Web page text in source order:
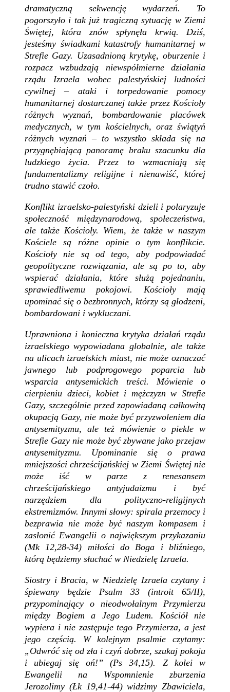
dramatyczną sekwencję wydarzeń. To
pogorszyło i tak już tragiczną sytuację w Ziemi
Świętej, która znów spłynęła krwią. Dziś,
jesteśmy świadkami katastrofy humanitarnej w
Strefie Gazy. Uzasadnioną krytykę, oburzenie i
rozpacz wzbudzają niewspółmierne działania
rządu Izraela wobec palestyńskiej ludności
cywilnej – ataki i torpedowanie pomocy
humanitarnej dostarczanej także przez Kościoły
różnych wyznań, bombardowanie placówek
medycznych, w tym kościelnych, oraz świątyń
różnych wyznań – to wszystko składa się na
przygnębiającą panoramę braku szacunku dla
ludzkiego życia. Przez to wzmacniają się
fundamentalizmy religijne i nienawiść, której
trudno stawić czoło.
Konflikt izraelsko-palestyński dzieli i polaryzuje
społeczność międzynarodową, społeczeństwa,
ale także Kościoły. Wiem, że także w naszym
Kościele są różne opinie o tym konflikcie.
Kościoły nie są od tego, aby podpowiadać
geopolityczne rozwiązania, ale są po to, aby
wspierać działania, które służą pojednaniu,
sprawiedliwemu pokojowi. Kościoły mają
upominać się o bezbronnych, którzy są głodzeni,
bombardowani i wykluczani.
Uprawniona i konieczna krytyka działań rządu
izraelskiego wypowiadana globalnie, ale także
na ulicach izraelskich miast, nie może oznaczać
jawnego lub podprogowego poparcia lub
wsparcia antysemickich treści. Mówienie o
cierpieniu dzieci, kobiet i mężczyzn w Strefie
Gazy, szczególnie przed zapowiadaną całkowitą
okupacją Gazy, nie może być przyzwoleniem dla
antysemityzmu, ale też mówienie o piekle w
Strefie Gazy nie może być zbywane jako przejaw
antysemityzmu. Upominanie się o prawa
mniejszości chrześcijańskiej w Ziemi Świętej nie
może iść w parze z renesansem
chrześcijańskiego antyjudaizmu i być
narzędziem dla polityczno-religijnych
ekstremizmów. Innymi słowy: spirala przemocy i
bezprawia nie może być naszym kompasem i
zasłonić Ewangelii o największym przykazaniu
(Mk 12,28-34) miłości do Boga i bliźniego,
którą będziemy słuchać w Niedzielę Izraela.
Siostry i Bracia, w Niedzielę Izraela czytany i
śpiewany będzie Psalm 33 (introit 65/II),
przypominający o nieodwołalnym Przymierzu
między Bogiem a Jego Ludem. Kościół nie
wypiera i nie zastępuje tego Przymierza, a jest
jego częścią. W kolejnym psalmie czytamy:
„Odwróć się od zła i czyń dobrze, szukaj pokoju
i ubiegaj się oń!” (Ps 34,15). Z kolei w
Ewangelii na Wspomnienie zburzenia
Jerozolimy (Łk 19,41-44) widzimy Zbawiciela,